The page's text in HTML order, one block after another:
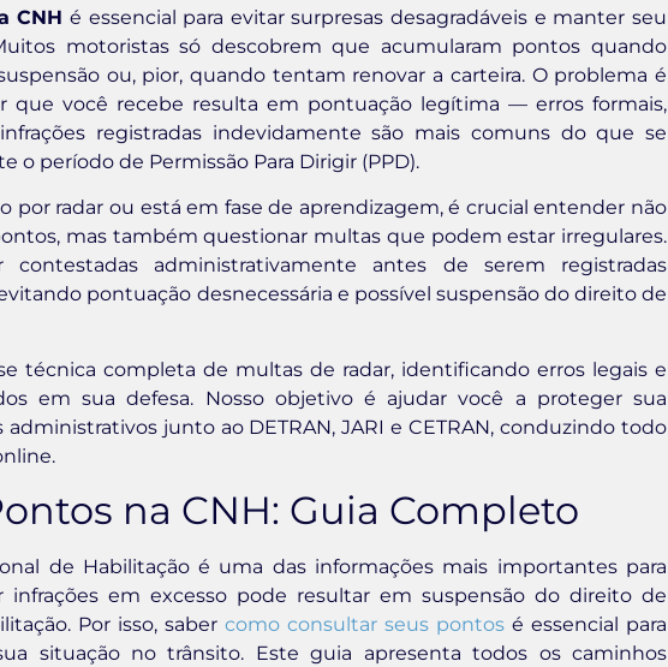
CNH é essencial para evitar surpresas desagradáveis e manter seu
motoristas só descobrem que acumularam pontos quando
ou, pior, quando tentam renovar a carteira. O problema é
você recebe resulta em pontuação legítima — erros formais,
registradas indevidamente são mais comuns do que se
o período de Permissão Para Dirigir (PPD).
por radar ou está em fase de aprendizagem, é crucial entender não
mas também questionar multas que podem estar irregulares.
contestadas administrativamente antes de serem registradas
pontuação desnecessária e possível suspensão do direito de
técnica completa de multas de radar, identificando erros legais e
em sua defesa. Nosso objetivo é ajudar você a proteger sua
junto ao DETRAN, JARI e CETRAN, conduzindo todo
na CNH: Guia Completo
de Habilitação é uma das informações mais importantes para
infrações em excesso pode resultar em suspensão do direito de
Por isso, saber como consultar seus pontos é essencial para
situação no trânsito. Este guia apresenta todos os caminhos